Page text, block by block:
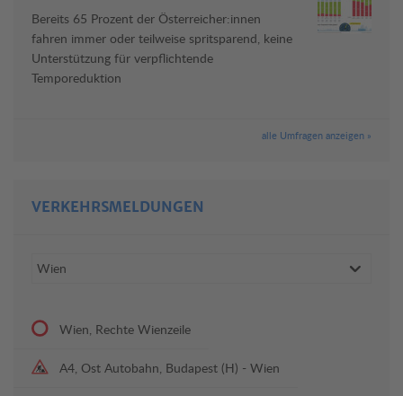
Bereits 65 Prozent der Österreicher:innen
fahren immer oder teilweise spritsparend, keine
Unterstützung für verpflichtende
Temporeduktion
alle Umfragen anzeigen »
VERKEHRSMELDUNGEN
Wien, Rechte Wienzeile
A4, Ost Autobahn, Budapest (H) - Wien